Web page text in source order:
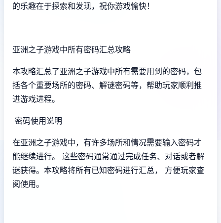
的乐趣在于探索和发现，祝你游戏愉快！
亚洲之子游戏中所有密码汇总攻略
本攻略汇总了亚洲之子游戏中所有需要用到的密码，包
括各个重要场所的密码、解谜密码等，帮助玩家顺利推
进游戏进程。
密码使用说明
在亚洲之子游戏中，有许多场所和情况需要输入密码才
能继续进行。 这些密码通常通过完成任务、对话或者解
谜获得。本攻略将所有已知密码进行汇总， 方便玩家查
阅使用。